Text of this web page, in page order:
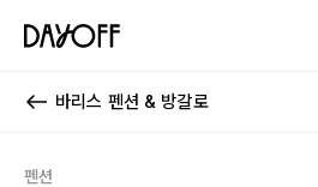
바리스 펜션 & 방갈로
펜션